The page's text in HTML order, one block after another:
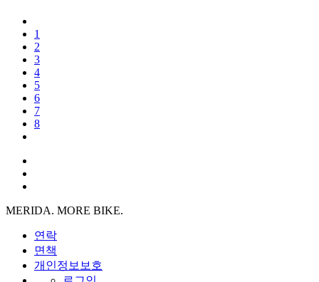
1
2
3
4
5
6
7
8
MERIDA. MORE BIKE.
연락
면책
개인정보보호